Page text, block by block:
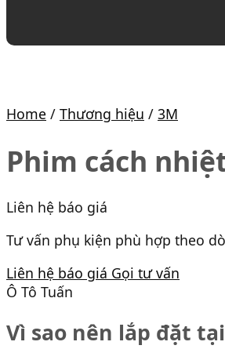
Home / Thương hiệu / 3M
Phim cách
Liên hệ báo giá
Tư vấn phụ kiện phù hợp theo
Liên hệ báo giá Gọi tư vấn
Ô Tô Tuấn
Vì sao nên lắp đặt tại